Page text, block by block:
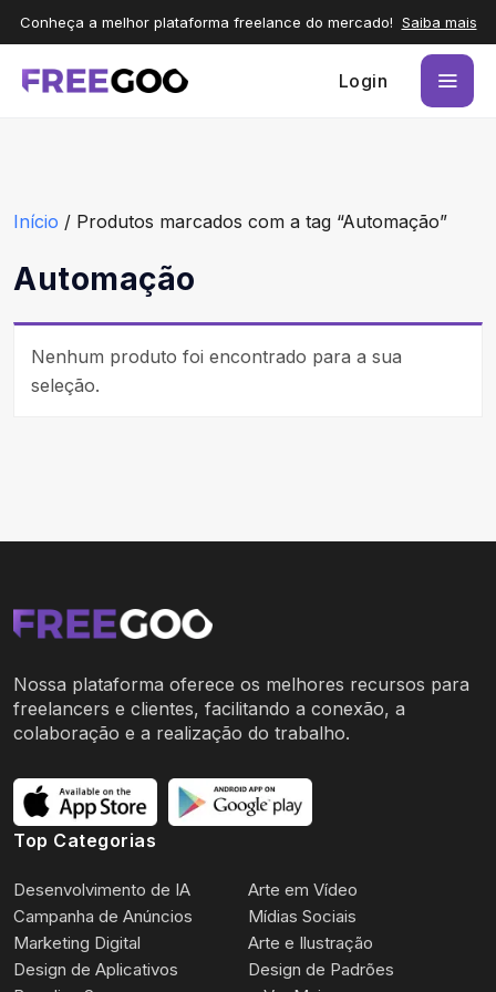
Conheça a melhor plataforma freelance do mercado! Saiba mais
Login
Início / Produtos marcados com a tag “Automação”
Automação
Nenhum produto foi encontrado para a sua
seleção.
Nossa plataforma oferece os melhores recursos para
freelancers e clientes, facilitando a conexão, a
colaboração e a realização do trabalho.
Top Categorias
Desenvolvimento de IA
Arte em Vídeo
Campanha de Anúncios
Mídias Sociais
Marketing Digital
Arte e Ilustração
Design de Aplicativos
Design de Padrões